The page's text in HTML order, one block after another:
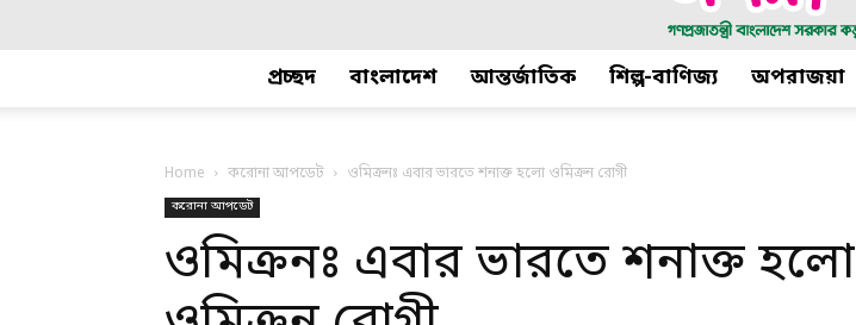
প্রচ্ছদ বাংলাদেশ আন্তর্জাতিক শিল্প-বাণিজ্য অপরাজয়া
Home করোনা আপডেট ওমিক্রনঃ এবার ভারতে শনাক্ত হলো ওমিক্রন রোগী
করোনা আপডেট
ওমিক্রনঃ এবার ভারতে শনাক্ত হলো